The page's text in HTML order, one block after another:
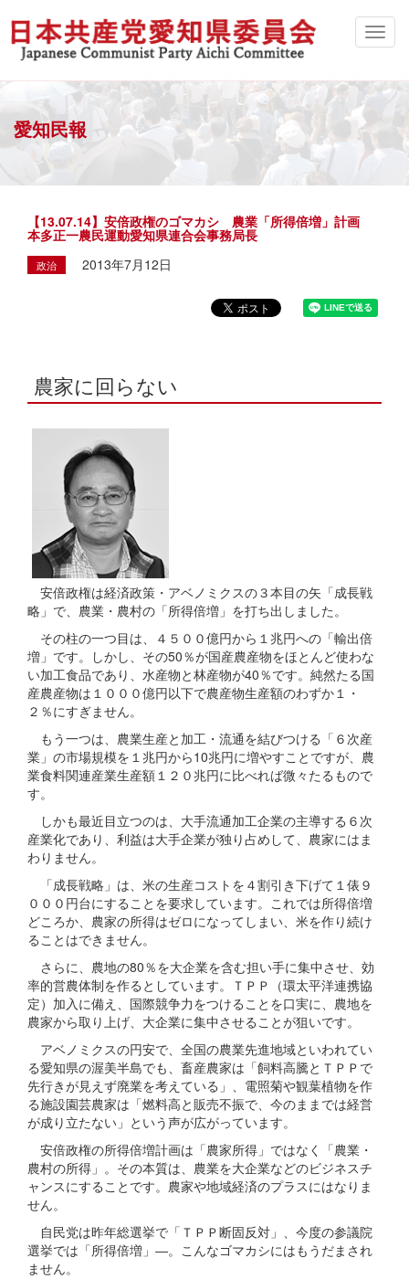
愛知民報
【13.07.14】安倍政権のゴマカシ 農業「所得倍増」計画
本多正一農民運動愛知県連合会事務局長
政治 2013年7月12日
農家に回らない
安倍政権は経済政策・アベノミクスの３本目の矢「成長戦
略」で、農業・農村の「所得倍増」を打ち出しました。
その柱の一つ目は、４５００億円から１兆円への「輸出倍
増」です。しかし、その50％が国産農産物をほとんど使わな
い加工食品であり、水産物と林産物が40％です。純然たる国
産農産物は１０００億円以下で農産物生産額のわずか１・
２％にすぎません。
もう一つは、農業生産と加工・流通を結びつける「６次産
業」の市場規模を１兆円から10兆円に増やすことですが、農
業食料関連産業生産額１２０兆円に比べれば微々たるもので
す。
しかも最近目立つのは、大手流通加工企業の主導する６次
産業化であり、利益は大手企業が独り占めして、農家にはま
わりません。
「成長戦略」は、米の生産コストを４割引き下げて１俵９
０００円台にすることを要求しています。これでは所得倍増
どころか、農家の所得はゼロになってしまい、米を作り続け
ることはできません。
さらに、農地の80％を大企業を含む担い手に集中させ、効
率的営農体制を作るとしています。ＴＰＰ（環太平洋連携協
定）加入に備え、国際競争力をつけることを口実に、農地を
農家から取り上げ、大企業に集中させることが狙いです。
アベノミクスの円安で、全国の農業先進地域といわれてい
る愛知県の渥美半島でも、畜産農家は「飼料高騰とＴＰＰで
先行きが見えず廃業を考えている」、電照菊や観葉植物を作
る施設園芸農家は「燃料高と販売不振で、今のままでは経営
が成り立たない」という声が広がっています。
安倍政権の所得倍増計画は「農家所得」ではなく「農業・
農村の所得」。その本質は、農業を大企業などのビジネスチ
ャンスにすることです。農家や地域経済のプラスにはなりま
せん。
自民党は昨年総選挙で「ＴＰＰ断固反対」、今度の参議院
選挙では「所得倍増」―。こんなゴマカシにはもうだまされ
ません。